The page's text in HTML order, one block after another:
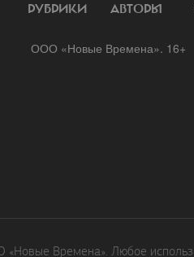
РУБРИКИ АВТОРЫ
ООО «Новые Времена». 16+
Времена». Любое